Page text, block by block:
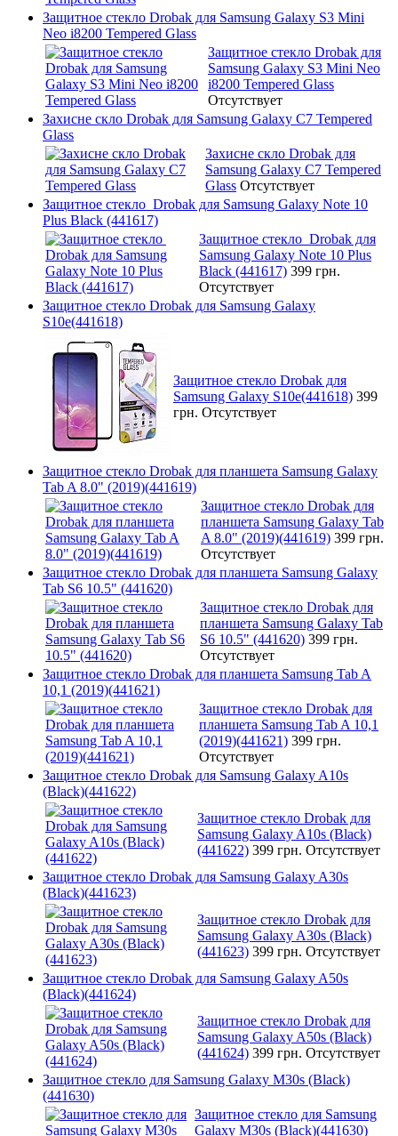
Защитное стекло Drobak для Samsung Galaxy S3 Mini
Neo i8200 Tempered Glass
Защитное стекло Drobak для
Samsung Galaxy S3 Mini Neo
i8200 Tempered Glass
Отсутствует
Захисне скло Drobak для Samsung Galaxy C7 Tempered
Glass
Захисне скло Drobak для
Samsung Galaxy C7 Tempered
Glass Отсутствует
Защитное стекло Drobak для Samsung Galaxy Note 10
Plus Black (441617)
Защитное стекло Drobak для
Samsung Galaxy Note 10 Plus
Black (441617) 399 грн.
Отсутствует
Защитное стекло Drobak для Samsung Galaxy
S10e(441618)
Защитное стекло Drobak для
Samsung Galaxy S10e(441618) 399
грн. Отсутствует
Защитное стекло Drobak для планшета Samsung Galaxy
Tab A 8.0" (2019)(441619)
Защитное стекло Drobak для
планшета Samsung Galaxy Tab
A 8.0" (2019)(441619) 399 грн.
Отсутствует
Защитное стекло Drobak для планшета Samsung Galaxy
Tab S6 10.5" (441620)
Защитное стекло Drobak для
планшета Samsung Galaxy Tab
S6 10.5" (441620) 399 грн.
Отсутствует
Защитное стекло Drobak для планшета Samsung Tab A
10,1 (2019)(441621)
Защитное стекло Drobak для
планшета Samsung Tab A 10,1
(2019)(441621) 399 грн.
Отсутствует
Защитное стекло Drobak для Samsung Galaxy A10s
(Black)(441622)
Защитное стекло Drobak для
Samsung Galaxy A10s (Black)
(441622) 399 грн. Отсутствует
Защитное стекло Drobak для Samsung Galaxy A30s
(Black)(441623)
Защитное стекло Drobak для
Samsung Galaxy A30s (Black)
(441623) 399 грн. Отсутствует
Защитное стекло Drobak для Samsung Galaxy A50s
(Black)(441624)
Защитное стекло Drobak для
Samsung Galaxy A50s (Black)
(441624) 399 грн. Отсутствует
Защитное стекло для Samsung Galaxy M30s (Black)
(441630)
Защитное стекло для Samsung
Galaxy M30s (Black)(441630)